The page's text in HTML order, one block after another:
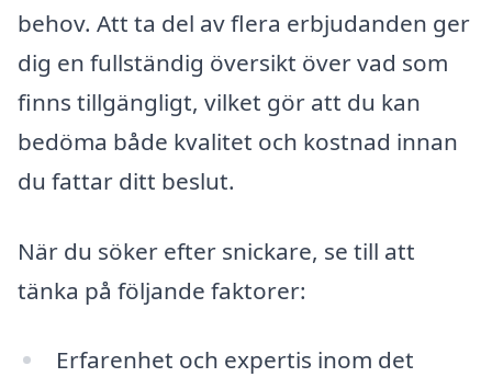
behov. Att ta del av flera erbjudanden ger
dig en fullständig översikt över vad som
finns tillgängligt, vilket gör att du kan
bedöma både kvalitet och kostnad innan
du fattar ditt beslut.
När du söker efter snickare, se till att
tänka på följande faktorer:
Erfarenhet och expertis inom det